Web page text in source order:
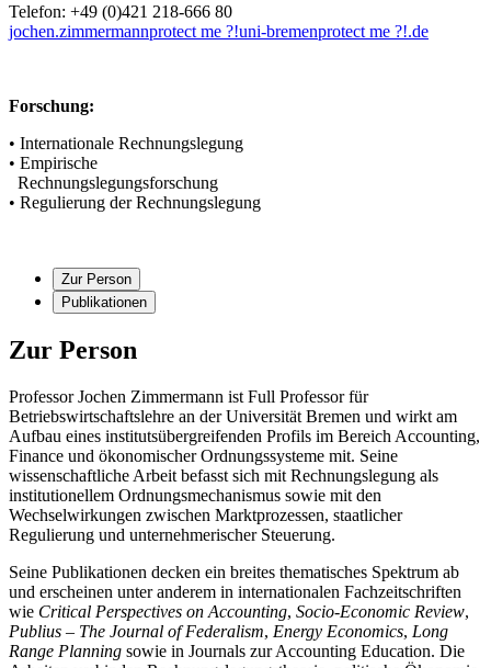
Telefon: +49 (0)421 218-666 80
jochen.zimmermannprotect me ?!uni-bremenprotect me ?!.de
Forschung:
• Internationale Rechnungslegung
• Empirische
Rechnungslegungsforschung
• Regulierung der Rechnungslegung
Zur Person
Publikationen
Zur Person
Professor Jochen Zimmermann ist Full Professor für
Betriebswirtschaftslehre an der Universität Bremen und wirkt am
Aufbau eines institutsübergreifenden Profils im Bereich Accounting,
Finance und ökonomischer Ordnungssysteme mit. Seine
wissenschaftliche Arbeit befasst sich mit Rechnungslegung als
institutionellem Ordnungsmechanismus sowie mit den
Wechselwirkungen zwischen Marktprozessen, staatlicher
Regulierung und unternehmerischer Steuerung.
Seine Publikationen decken ein breites thematisches Spektrum ab
und erscheinen unter anderem in internationalen Fachzeitschriften
wie Critical Perspectives on Accounting, Socio-Economic Review,
Publius – The Journal of Federalism, Energy Economics, Long
Range Planning sowie in Journals zur Accounting Education. Die